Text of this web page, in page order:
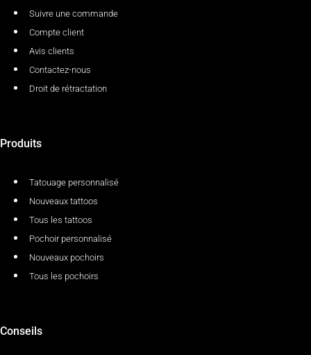
Suivre une commande
Compte client
Avis clients
Contactez-nous
Droit de rétractation
Produits
Tatouage personnalisé
Nouveaux tattoos
Tous les tattoos
Pochoir personnalisé
Nouveaux pochoirs
Tous les pochoirs
Conseils